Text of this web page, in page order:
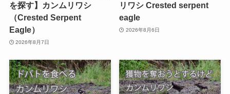
を探す】カンムリワシ
（Crested Serpent
Eagle）
2026年8月7日
リワシ Crested serpent
eagle
2026年8月6日